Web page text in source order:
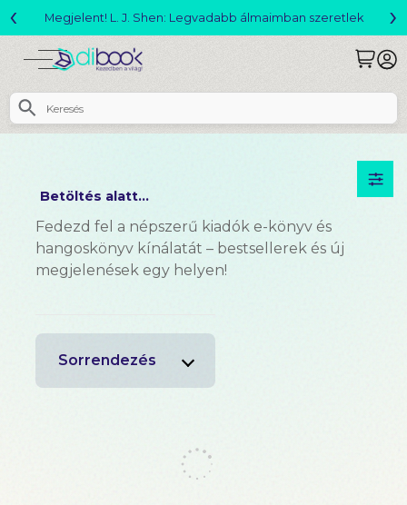
Változó világ akció!
‹ ›
Betöltés alatt...
Fedezd fel a népszerű kiadók e-könyv és
hangoskönyv kínálatát – bestsellerek és új
megjelenések egy helyen!
Sorrendezés